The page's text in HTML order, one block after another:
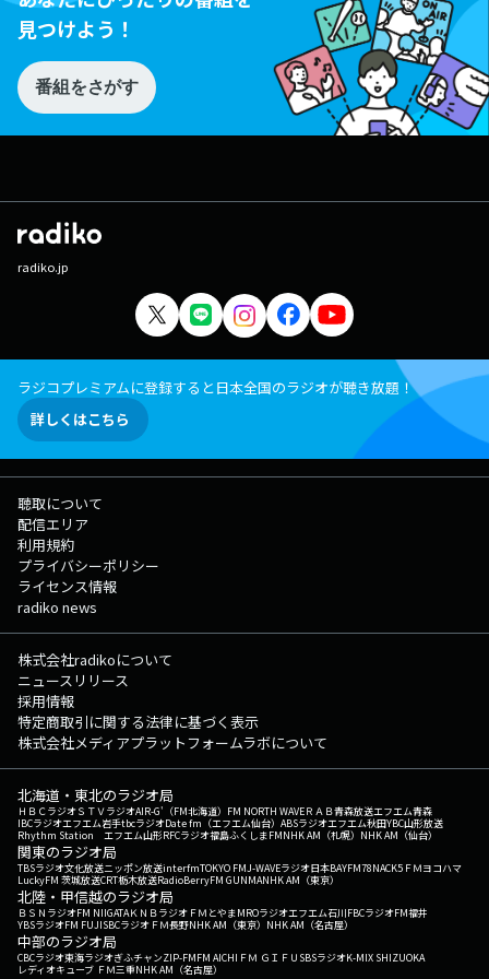
見つけよう！
番組をさがす
radiko.jp
ラジコプレミアムに登録すると日本全国のラジオが聴き放題！
詳しくはこちら
聴取について
配信エリア
利用規約
プライバシーポリシー
ライセンス情報
radiko news
株式会社radikoについて
ニュースリリース
採用情報
特定商取引に関する法律に基づく表示
株式会社メディアプラットフォームラボについて
北海道・東北のラジオ局
ＨＢＣラジオＳＴＶラジオAIR-G'（FM北海道） FM NORTH WAVEＲＡＢ青森放送エフエム青森
IBCラジオエフエム岩手tbcラジオDate fm（エフエム仙台） ABSラジオエフエム秋田YBC山形放送
Rhythm Station エフエム山形RFCラジオ福島ふくしまFMNHK AM（札幌） NHK AM（仙台）
関東のラジオ局
TBSラジオ文化放送ニッポン放送interfmTOKYO FMJ-WAVEラジオ日本BAYFM78NACK5 ＦＭヨコハマ
LuckyFM 茨城放送CRT栃木放送RadioBerryFM GUNMANHK AM（東京）
北陸・甲信越のラジオ局
ＢＳＮラジオFM NIIGATAＫＮＢラジオ ＦＭとやまMROラジオエフエム石川FBCラジオFM福井
YBSラジオFM FUJISBCラジオ ＦＭ長野NHK AM（東京） NHK AM（名古屋）
中部のラジオ局
CBCラジオ東海ラジオぎふチャンZIP-FMFM AICHI ＦＭ ＧＩＦＵ SBSラジオK-MIX SHIZUOKA
レディオキューブ ＦＭ三重NHK AM（名古屋）